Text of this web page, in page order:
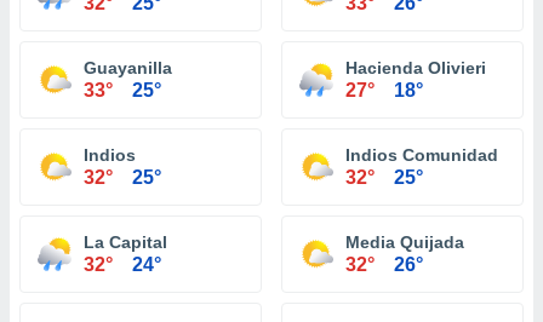
Guayanilla
33° 25°
Hacienda Olivieri
27° 18°
Indios
32° 25°
Indios Comunidad
32° 25°
La Capital
32° 24°
Media Quijada
32° 26°